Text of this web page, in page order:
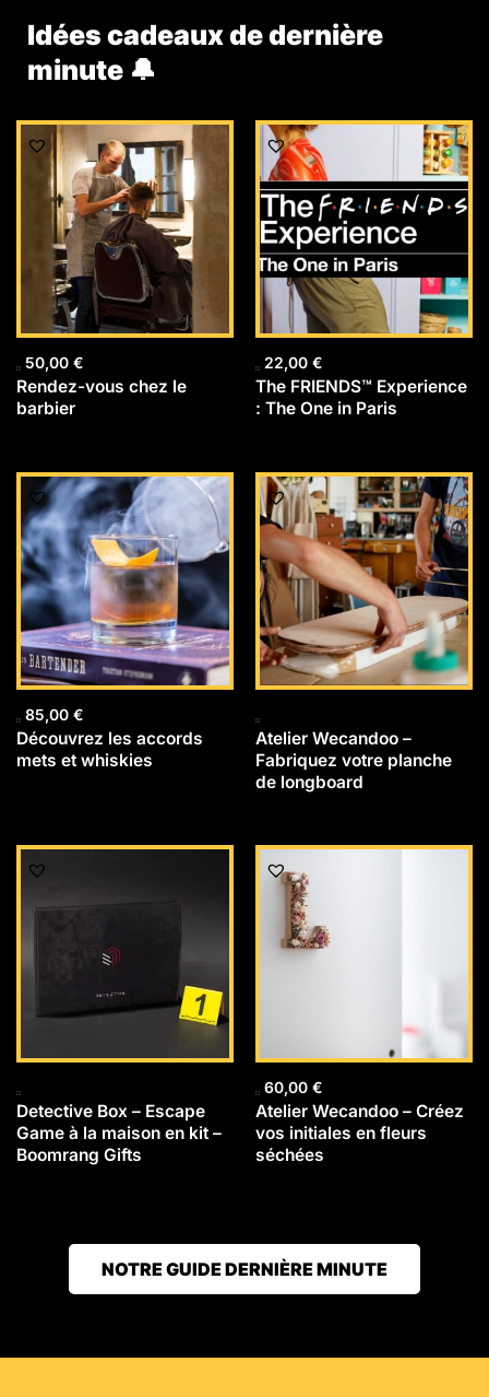
Idées cadeaux de dernière
minute 🔔
50,00 €
Rendez-vous chez le
barbier
22,00 €
The FRIENDS™ Experience
: The One in Paris
85,00 €
Découvrez les accords
mets et whiskies
Atelier Wecandoo –
Fabriquez votre planche
de longboard
Detective Box – Escape
Game à la maison en kit –
Boomrang Gifts
60,00 €
Atelier Wecandoo – Créez
vos initiales en fleurs
séchées
NOTRE GUIDE DERNIÈRE MINUTE